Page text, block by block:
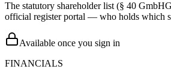
The statutory shareholder list (§ 40
official register portal — who holds which
Available once you sign in
FINANCIALS